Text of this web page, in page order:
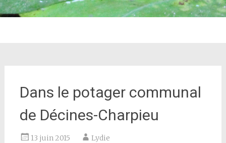
Dans le potager communal
de Décines-Charpieu
13 juin 2015 Lydie